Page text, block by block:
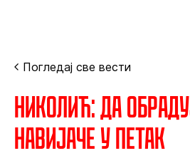
Погледај све вести
Николић: Да
навијаче у петак